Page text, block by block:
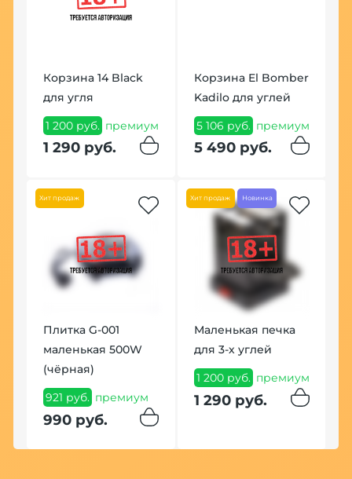
Корзина 14 Black
для угля
1 200 руб. премиум
1 290 руб.
Корзина El Bomber
Kadilo для углей
5 106 руб. премиум
5 490 руб.
Хит продаж
Плитка G-001
маленькая 500W
(чёрная)
921 руб. премиум
990 руб.
Хит продаж Новинка
Маленькая печка
для 3-х углей
1 200 руб. премиум
1 290 руб.